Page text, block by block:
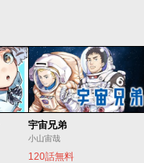
宇宙兄弟
小山宙哉
120話無料